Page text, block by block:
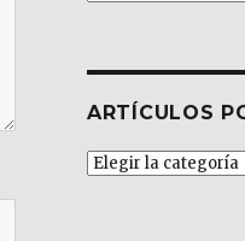
ARTÍCULOS
Artículos